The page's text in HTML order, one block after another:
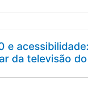
e
da televisão